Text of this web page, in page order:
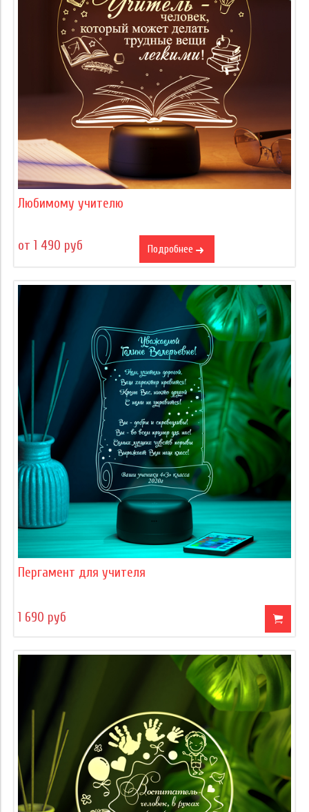
Любимому учителю
от 1 490 руб Подробнее
Пергамент для учителя
1 690 руб